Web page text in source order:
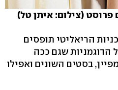
(צילום: איתן טל)
הריאליטי תופסים
הדוגמניות שגם ככה
בסטים השונים ואפילו